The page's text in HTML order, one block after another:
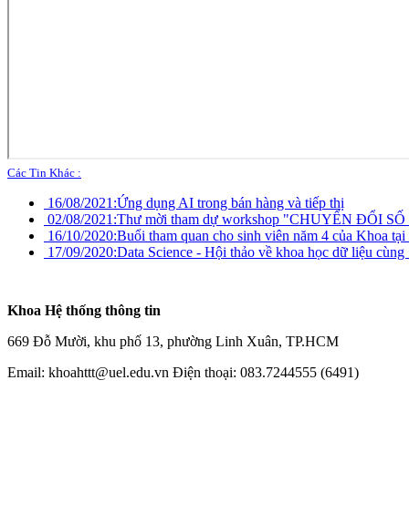
Các Tin Khác :
16/08/2021:Ứng dụng AI trong bán hàng và tiếp thị
02/08/2021:Thư mời tham dự workshop "CHUYỂN ĐỔI
16/10/2020:Buổi tham quan cho sinh viên năm 4 của Khoa
17/09/2020:Data Science - Hội thảo về khoa học dữ liệu
Khoa Hệ thống thông tin
669 Đỗ Mười, khu phố 13, phường Linh Xuân, TP.HCM
Email: khoahttt@uel.edu.vn Điện thoại: 083.7244555 (6491)